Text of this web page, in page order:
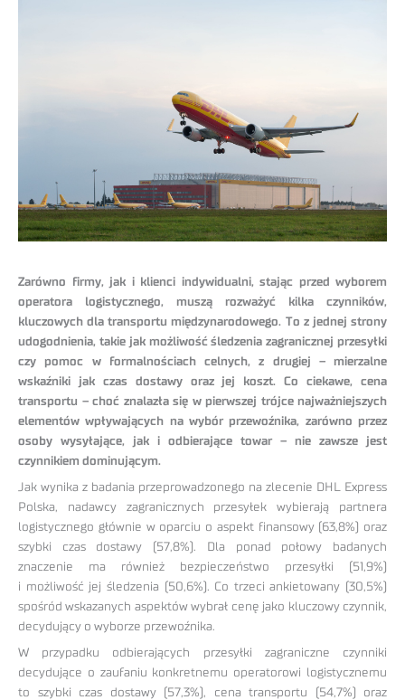
Zarówno firmy, jak i klienci indywidualni, stając przed wyborem
operatora logistycznego, muszą rozważyć kilka czynników,
kluczowych dla transportu międzynarodowego. To z jednej strony
udogodnienia, takie jak możliwość śledzenia zagranicznej przesyłki
czy pomoc w formalnościach celnych, z drugiej – mierzalne
wskaźniki jak czas dostawy oraz jej koszt. Co ciekawe, cena
transportu – choć znalazła się w pierwszej trójce najważniejszych
elementów wpływających na wybór przewoźnika, zarówno przez
osoby wysyłające, jak i odbierające towar – nie zawsze jest
czynnikiem dominującym.
Jak wynika z badania przeprowadzonego na zlecenie DHL Express
Polska, nadawcy zagranicznych przesyłek wybierają partnera
logistycznego głównie w oparciu o aspekt finansowy (63,8%) oraz
szybki czas dostawy (57,8%). Dla ponad połowy badanych
znaczenie ma również bezpieczeństwo przesyłki (51,9%)
i możliwość jej śledzenia (50,6%). Co trzeci ankietowany (30,5%)
spośród wskazanych aspektów wybrał cenę jako kluczowy czynnik,
decydujący o wyborze przewoźnika.
W przypadku odbierających przesyłki zagraniczne czynniki
decydujące o zaufaniu konkretnemu operatorowi logistycznemu
to szybki czas dostawy (57,3%), cena transportu (54,7%) oraz